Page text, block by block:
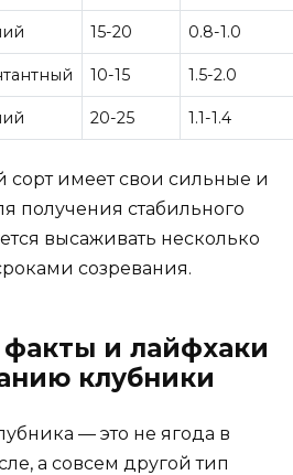
15-20 0.8-1.0
10-15 1.5-2.0
20-25 1.1-1.4
имеет свои сильные и
получения стабильного
высаживать несколько
созревания.
и лайфхаки
клубники
— это не ягода в
а совсем другой тип